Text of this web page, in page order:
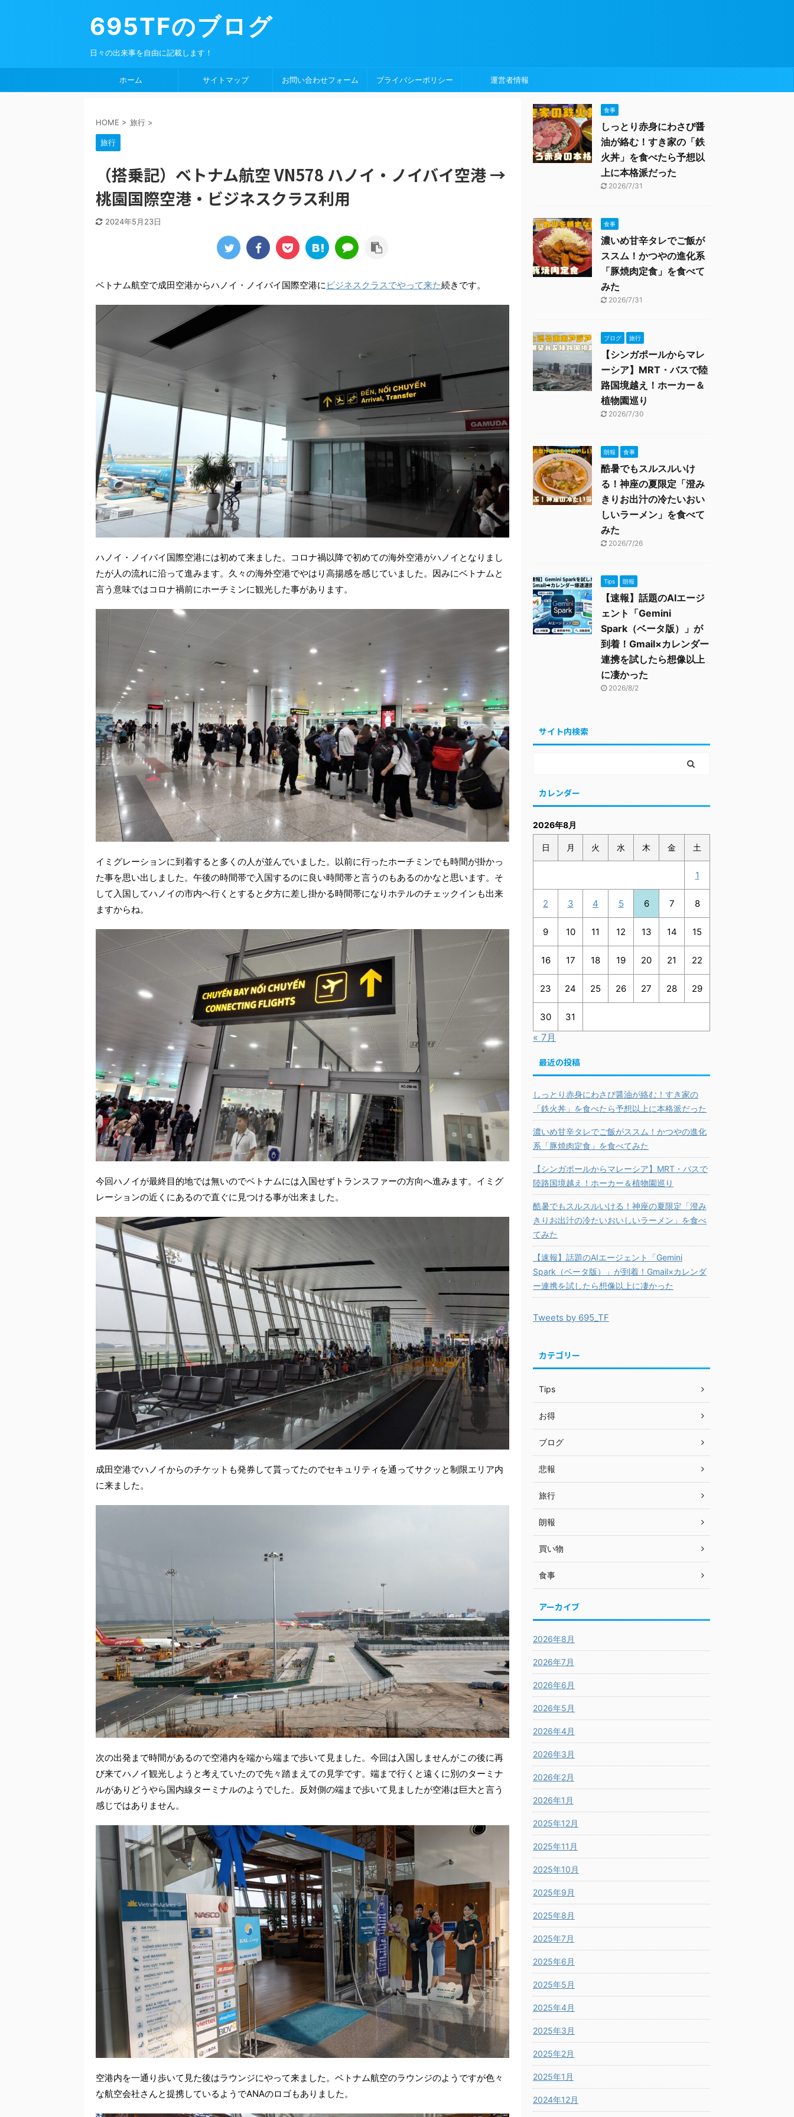
695TFのブログ
日々の出来事を自由に記載します！
ホーム サイトマップ お問い合わせフォーム プライバシーポリシー 運営者情報
HOME > 旅行 >
旅行
（搭乗記）ベトナム航空 VN578 ハノイ・ノイバイ空港 →
桃園国際空港・ビジネスクラス利用
2024年5月23日
ベトナム航空で成田空港からハノイ・ノイバイ国際空港に ビジネスクラスでやって来た続きです。
ハノイ・ノイバイ国際空港には初めて来ました。コロナ禍以降で初めての海外空港がハノイとなりまし
たが人の流れに沿って進みます。久々の海外空港でやはり高揚感を感じていました。因みにベトナムと
言う意味ではコロナ禍前にホーチミンに観光した事があります。
イミグレーションに到着すると多くの人が並んでいました。以前に行ったホーチミンでも時間が掛かっ
た事を思い出しました。午後の時間帯で入国するのに良い時間帯と言うのもあるのかなと思います。そ
して入国してハノイの市内へ行くとすると夕方に差し掛かる時間帯になりホテルのチェックインも出来
ますからね。
今回ハノイが最終目的地では無いのでベトナムには入国せずトランスファーの方向へ進みます。イミグ
レーションの近くにあるので直ぐに見つける事が出来ました。
成田空港でハノイからのチケットも発券して貰ってたのでセキュリティを通ってサクッと制限エリア内
に来ました。
次の出発まで時間があるので空港内を端から端まで歩いて見ました。今回は入国しませんがこの後に再
び来てハノイ観光しようと考えていたので先々踏まえての見学です。端まで行くと遠くに別のターミナ
ルがありどうやら国内線ターミナルのようでした。反対側の端まで歩いて見ましたが空港は巨大と言う
感じではありません。
空港内を一通り歩いて見た後はラウンジにやって来ました。ベトナム航空のラウンジのようですが色々
な航空会社さんと提携しているようでANAのロゴもありました。
食事
しっとり赤身にわさび醤
油が絡む！すき家の「鉄
火丼」を食べたら予想以
上に本格派だった
2026/7/31
食事
濃いめ甘辛タレでご飯が
ススム！かつやの進化系
「豚焼肉定食」を食べて
みた
2026/7/31
ブログ 旅行
【シンガポールからマレ
ーシア】MRT・バスで陸
路国境越え！ホーカー＆
植物園巡り
2026/7/30
朗報 食事
酷暑でもスルスルいけ
る！神座の夏限定「澄み
きりお出汁の冷たいおい
しいラーメン」を食べて
みた
2026/7/26
Tips 朗報
【速報】話題のAIエージ
ェント「Gemini
Spark（ベータ版）」が
到着！Gmail×カレンダー
連携を試したら想像以上
に凄かった
2026/8/2
サイト内検索
カレンダー
2026年8月
日 月 火 水 木 金 土
1
2 3 4 5 6 7 8
9 10 11 12 13 14 15
16 17 18 19 20 21 22
23 24 25 26 27 28 29
30 31
« 7月
最近の投稿
しっとり赤身にわさび醤油が絡む！すき家の
「鉄火丼」を食べたら予想以上に本格派だった
濃いめ甘辛タレでご飯がススム！かつやの進化
系「豚焼肉定食」を食べてみた
【シンガポールからマレーシア】MRT・バスで
陸路国境越え！ホーカー＆植物園巡り
酷暑でもスルスルいける！神座の夏限定「澄み
きりお出汁の冷たいおいしいラーメン」を食べ
てみた
【速報】話題のAIエージェント「Gemini
Spark（ベータ版）」が到着！Gmail×カレンダ
ー連携を試したら想像以上に凄かった
Tweets by 695_TF
カテゴリー
Tips
お得
ブログ
悲報
旅行
朗報
買い物
食事
アーカイブ
2026年8月
2026年7月
2026年6月
2026年5月
2026年4月
2026年3月
2026年2月
2026年1月
2025年12月
2025年11月
2025年10月
2025年9月
2025年8月
2025年7月
2025年6月
2025年5月
2025年4月
2025年3月
2025年2月
2025年1月
2024年12月